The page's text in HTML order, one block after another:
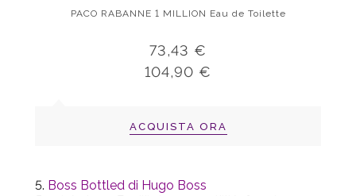
PACO RABANNE 1 MILLION Eau de Toilette
73,43 €
104,90 €
ACQUISTA ORA
Boss Bottled di Hugo Boss